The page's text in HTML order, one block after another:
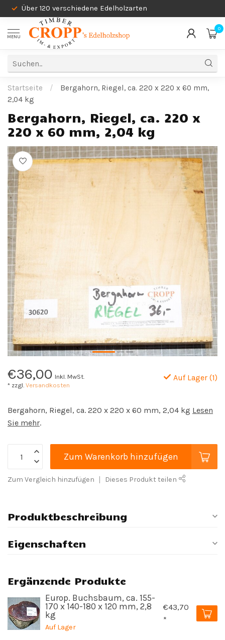
Über 120 verschiedene Edelholzarten
MENU
0
Startseite /
Bergahorn, Riegel, ca. 220 x 220 x 60 mm,
2,04 kg
Bergahorn, Riegel, ca. 220 x
220 x 60 mm, 2,04 kg
€36,00 Inkl. MwSt.
* zzgl. Versandkosten
Auf Lager (1)
Bergahorn, Riegel, ca. 220 x 220 x 60 mm, 2,04 kg Lesen
Sie mehr.
Zum Warenkorb hinzufügen
Zum Vergleich hinzufügen Dieses Produkt teilen
Produktbeschreibung
Eigenschaften
Ergänzende Produkte
Europ. Buchsbaum, ca. 155-
170 x 140-180 x 120 mm, 2,8
kg
Auf Lager
€43,70
*